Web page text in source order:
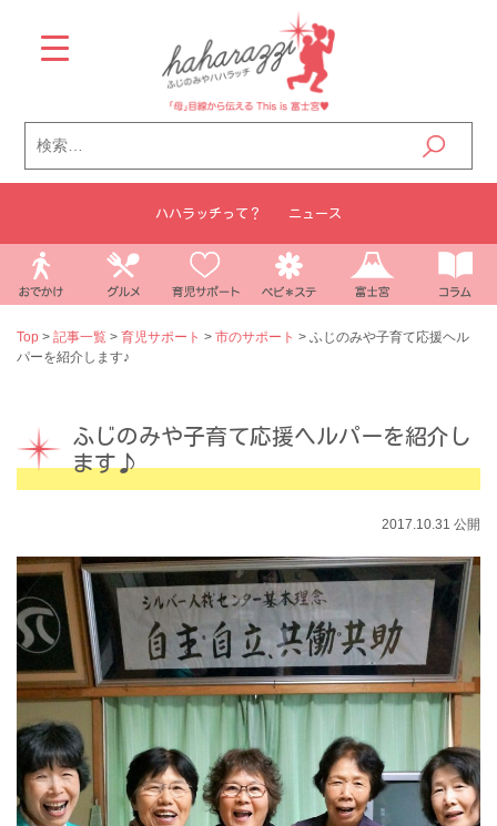
content
ハハラッチって？ ニュース
索:
Top > 記事一覧 > 育児サポート > 市のサポート > ふじのみや子育て応援ヘル
パーを紹介します♪
ふじのみや子育て応援ヘルパーを紹介し
ます♪
2017.10.31 公開